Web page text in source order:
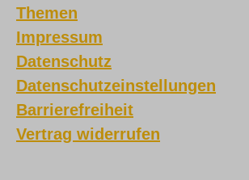
Themen
Impressum
Datenschutz
Datenschutzeinstellungen
Barrierefreiheit
Vertrag widerrufen